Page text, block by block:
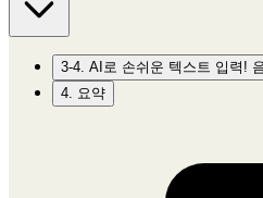
3-4. AI로 손쉬운 텍스트 입력!
4. 요약